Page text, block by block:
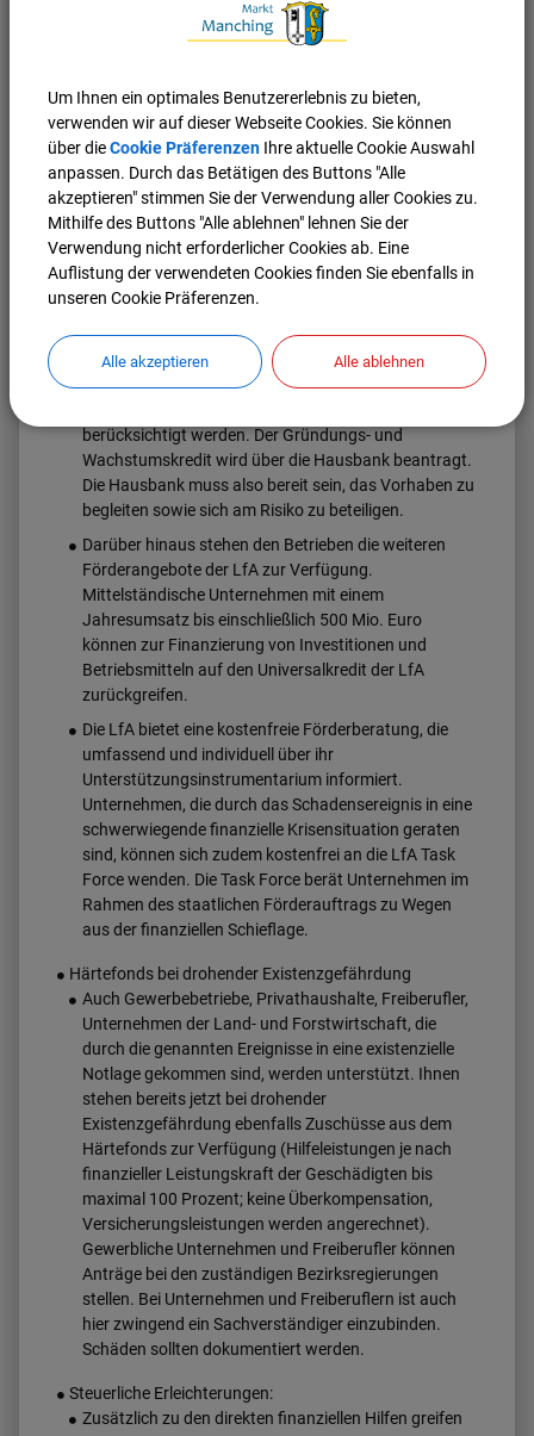
Finanzierungshilfen der LfA Förderbank Bayern
Flankierend zum Soforthilfeprogramm des
kleine und mittlere Unternehmen der gewerblichen
Wirtschaft und Angehörige Freier Berufe in Bayern.
Die Hilfe erfolgt im Rahmen des an die aktuelle
Situation angepassten Gründungs- und
Wachstumskredits. Förderfähig sind Investitionen
(u.a. Ersatzinvestitionen) und Betriebsmittel bis zu
einer Höhe von 10 Mio. Euro. In Anbetracht der
außergewöhnlichen Umstände werden im Einzelfall
zudem Ausnahmen von der Vorbeginnklausel
zugelassen. Bei Vorliegen von triftigen Gründen
können also Vorhaben, mit denen zum Zeitpunkt des
Antragseingangs bei der Hausbank bereits begonnen
berücksichtigt werden. Der Gründungs- und
Wachstumskredit wird über die Hausbank beantragt.
Die Hausbank muss also bereit sein, das Vorhaben zu
begleiten sowie sich am Risiko zu beteiligen.
Darüber hinaus stehen den Betrieben die weiteren
Förderangebote der LfA zur Verfügung.
Mittelständische Unternehmen mit einem
Jahresumsatz bis einschließlich 500 Mio. Euro
können zur Finanzierung von Investitionen und
Betriebsmitteln auf den Universalkredit der LfA
zurückgreifen.
Die LfA bietet eine kostenfreie Förderberatung, die
umfassend und individuell über ihr
Unterstützungsinstrumentarium informiert.
Unternehmen, die durch das Schadensereignis in eine
schwerwiegende finanzielle Krisensituation geraten
sind, können sich zudem kostenfrei an die LfA Task
Force wenden. Die Task Force berät Unternehmen im
Rahmen des staatlichen Förderauftrags zu Wegen
aus der finanziellen Schieflage.
Härtefonds bei drohender Existenzgefährdung
Auch Gewerbebetriebe, Privathaushalte, Freiberufler,
Unternehmen der Land- und Forstwirtschaft, die
durch die genannten Ereignisse in eine existenzielle
Notlage gekommen sind, werden unterstützt. Ihnen
stehen bereits jetzt bei drohender
Existenzgefährdung ebenfalls Zuschüsse aus dem
Härtefonds zur Verfügung (Hilfeleistungen je nach
finanzieller Leistungskraft der Geschädigten bis
maximal 100 Prozent; keine Überkompensation,
Versicherungsleistungen werden angerechnet).
Gewerbliche Unternehmen und Freiberufler können
Anträge bei den zuständigen Bezirksregierungen
stellen. Bei Unternehmen und Freiberuflern ist auch
hier zwingend ein Sachverständiger einzubinden.
Schäden sollten dokumentiert werden.
Steuerliche Erleichterungen:
Zusätzlich zu den direkten finanziellen Hilfen greifen
Um Ihnen ein optimales Benutzererlebnis zu bieten,
verwenden wir auf dieser Webseite Cookies. Sie können
über dieCookie Präferenzen Ihre aktuelle Cookie Auswahl
anpassen. Durch das Betätigen des Buttons "Alle
akzeptieren" stimmen Sie der Verwendung aller Cookies zu.
Mithilfe des Buttons "Alle ablehnen" lehnen Sie der
Verwendung nicht erforderlicher Cookies ab. Eine
Auflistung der verwendeten Cookies finden Sie ebenfalls in
unseren Cookie Präferenzen.
Alle akzeptieren Alle ablehnen